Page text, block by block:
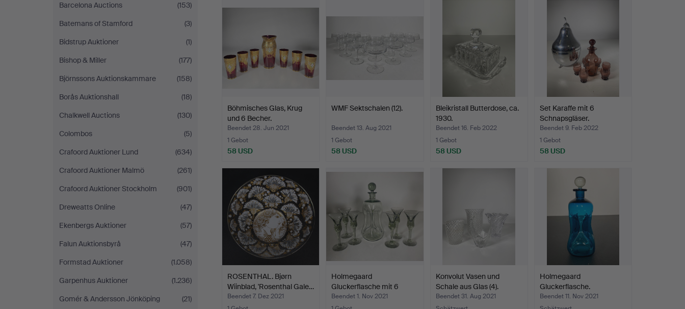
Barcelona Auctions
(153)
Batemans of Stamford
(3)
Bidstrup Auktioner
(1)
Bishop & Miller
(177)
Björnssons Auktionskammare
(158)
Borås Auktionshall
(18)
Chalkwell Auctions
(130)
Colombos
(5)
Crafoord Auktioner Lund
(634)
Crafoord Auktioner Malmö
(261)
Crafoord Auktioner Stockholm
(901)
Dreweatts Online
(47)
Ekenbergs Auktioner
(57)
Falun Auktionsbyrå
(47)
Formstad Auktioner
(1.058)
Garpenhus Auktioner
(1.236)
Gomér & Andersson Jönköping
(21)
Böhmisches Glas, Krug
und 6 Becher.
Beendet 28. Jun 2021
1 Gebot
58 USD
WMF Sektschalen (12).
Beendet 13. Aug 2021
1 Gebot
58 USD
Bleikristall Butterdose, ca.
1930.
Beendet 16. Feb 2022
1 Gebot
58 USD
Set Karaffe mit 6
Schnapsgläser.
Beendet 9. Feb 2022
1 Gebot
58 USD
ROSENTHAL. Bjørn
Wiinblad, 'Rosenthal Gale…
Beendet 7. Dez 2021
Holmegaard
Gluckerflasche mit 6
Gläser.
Beendet 1. Nov 2021
Konvolut Vasen und
Schale aus Glas (4).
Beendet 31. Aug 2021
Holmegaard
Gluckerflasche.
Beendet 11. Nov 2021